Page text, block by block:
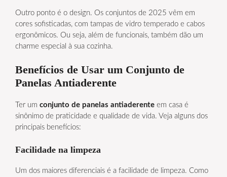
Outro ponto é o design. Os conjuntos de 2025 vêm em
cores sofisticadas, com tampas de vidro temperado e cabos
ergonômicos. Ou seja, além de funcionais, também dão um
charme especial à sua cozinha.
Benefícios de Usar um Conjunto de
Panelas Antiaderente
Ter um conjunto de panelas antiaderente em casa é
sinônimo de praticidade e qualidade de vida. Veja alguns dos
principais benefícios:
Facilidade na limpeza
Um dos maiores diferenciais é a facilidade de limpeza. Como